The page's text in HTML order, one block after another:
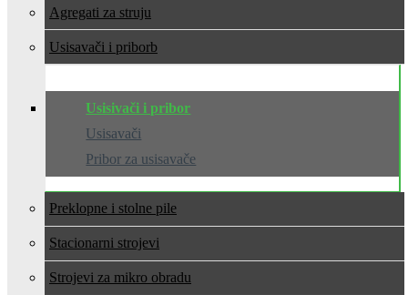
Agregati za struju
Usisavači i pribor
Usisivači i pribor
Usisavači
Pribor za usisavače
Preklopne i stolne pile
Stacionarni strojevi
Strojevi za mikro obradu